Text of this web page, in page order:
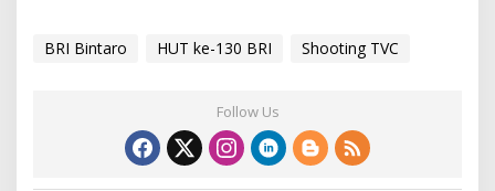
BRI Bintaro HUT ke-130 BRI Shooting TVC
Follow Us